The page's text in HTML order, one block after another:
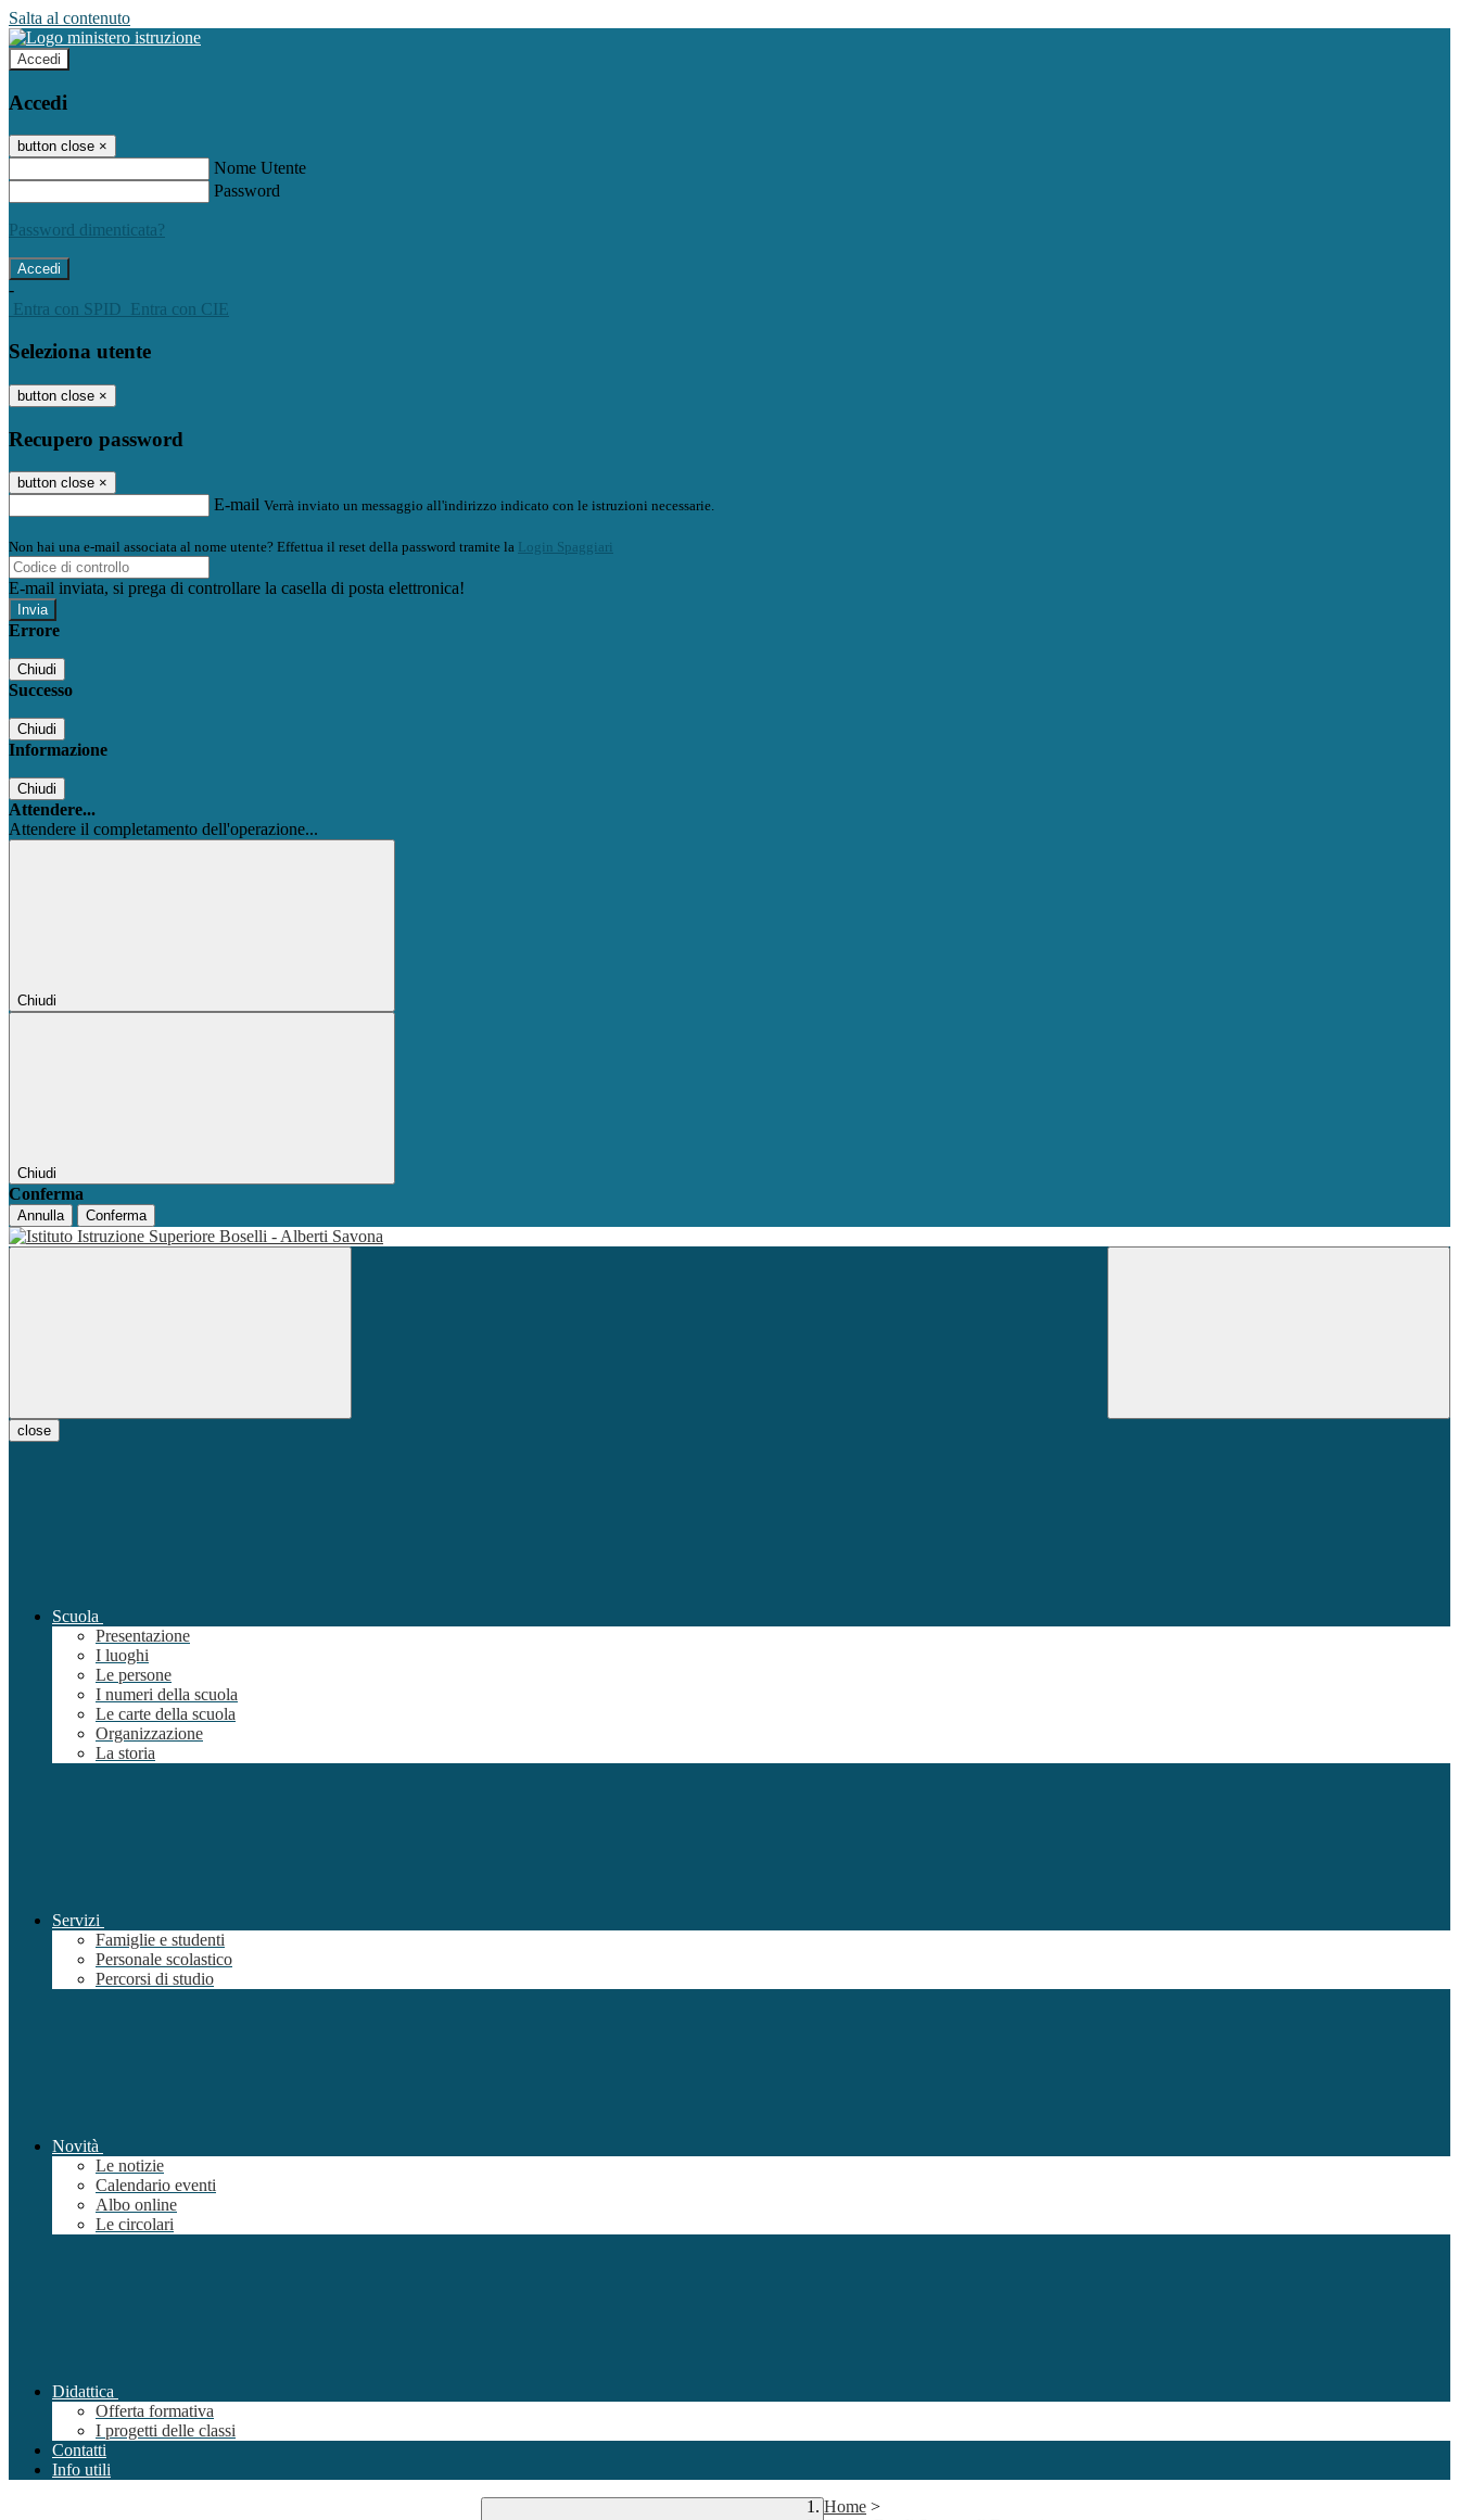
Salta al contenuto
Accedi
Accedi
button close ×
Nome Utente
Password
Password dimenticata?
-
Entra con SPID
Entra con CIE
Seleziona utente
button close ×
Recupero password
button close ×
E-mail Verrà inviato un messaggio all'indirizzo indicato con le istruzioni necessarie.
Non hai una e-mail associata al nome utente? Effettua il reset della password tramite la Login Spaggiari
E-mail inviata, si prega di controllare la casella di posta elettronica!
Errore
Chiudi
Successo
Chiudi
Informazione
Chiudi
Attendere...
Attendere il completamento dell'operazione...
Chiudi
Chiudi
Conferma
Annulla Conferma
close
Scuola
Presentazione
I luoghi
Le persone
I numeri della scuola
Le carte della scuola
Organizzazione
La storia
Servizi
Famiglie e studenti
Personale scolastico
Percorsi di studio
Novità
Le notizie
Calendario eventi
Albo online
Le circolari
Didattica
Offerta formativa
I progetti delle classi
Contatti
Info utili
Home >